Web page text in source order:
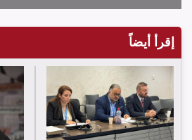
لجنة دعم الصحفيين تدين قرار توقيف
إقرأ أيضاً